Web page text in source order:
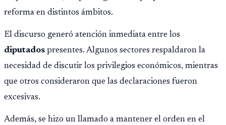
reforma en distintos ámbitos.
El discurso generó atención inmediata entre los
diputados presentes. Algunos sectores respaldaron la
necesidad de discutir los privilegios económicos, mientras
que otros consideraron que las declaraciones fueron
excesivas.
Además, se hizo un llamado a mantener el orden en el